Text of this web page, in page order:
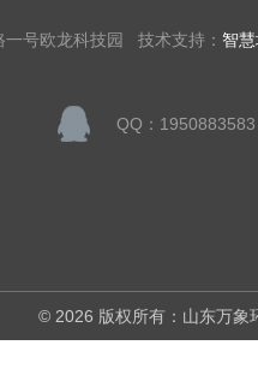
号欧龙科技园 技术支持： 智
QQ：1950883583
© 2026 版权所有：山东万